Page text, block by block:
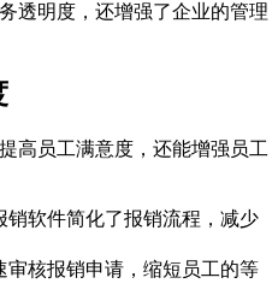
透明度，还增强了企业的管理
高员工满意度，还能增强员工
销软件简化了报销流程，减少
审核报销申请，缩短员工的等